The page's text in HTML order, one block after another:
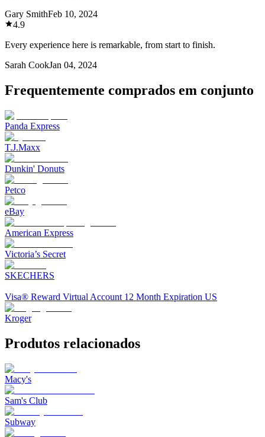
Gary SmithFeb 10, 2024
4.9
Every experience here is remarkable, from start to finish.
Sarah CookJan 04, 2024
Frequentemente comprados em conjunto
Panda Express
T.J.Maxx
Dunkin' Donuts
Petco
eBay
American Express
Victoria’s Secret
SKECHERS
Visa® Reward Virtual Account 12 Month Expiration US
Kroger
Produtos relacionados
Macy's
Sam's Club
Subway